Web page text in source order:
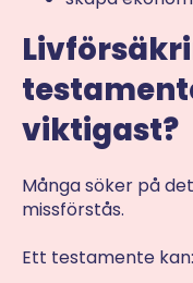
viktigast?
Många söker på
missförstås.
Ett testamente kan: